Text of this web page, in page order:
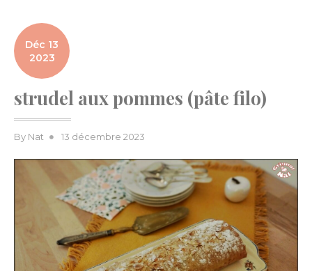
Déc 13
2023
strudel aux pommes (pâte filo)
By Nat
Posted
13 décembre 2023